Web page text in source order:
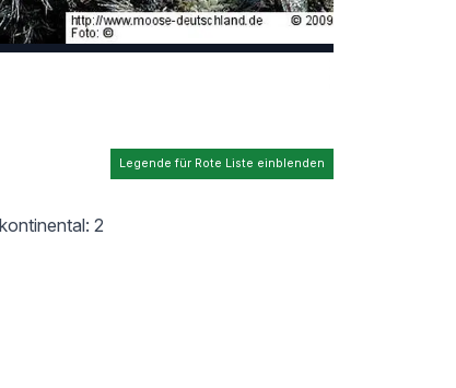
Legende für Rote Liste einblenden
2